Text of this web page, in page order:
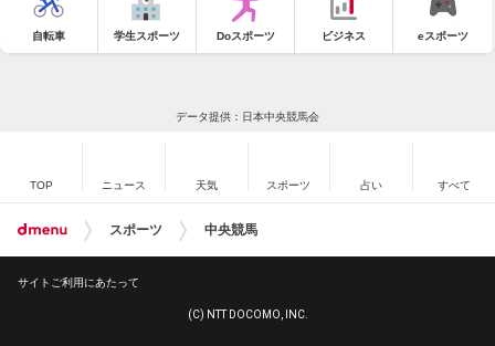
自転車 学生スポーツ Doスポーツ ビジネス eスポーツ
データ提供：日本中央競馬会
TOP ニュース 天気 スポーツ 占い すべて
スポーツ 中央競馬
サイトご利用にあたって
(C) NTT DOCOMO, INC.